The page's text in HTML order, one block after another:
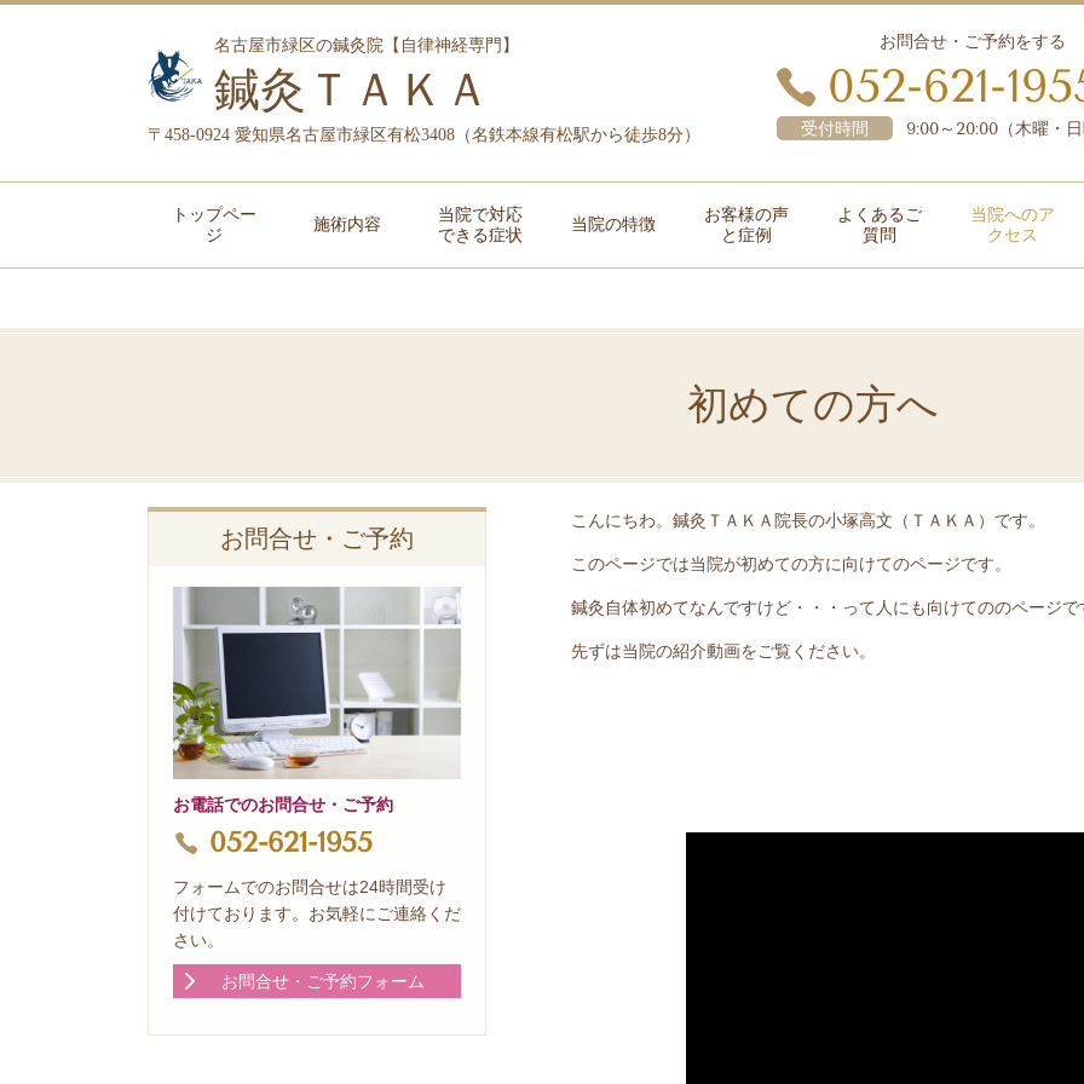
名古屋市緑区の鍼灸院【自律神経専門】
鍼灸ＴＡＫＡ
〒458-0924 愛知県名古屋市緑区有松3408（名鉄本線有松駅から徒歩8分）
お問合せ・ご予約をする
052-621-
受付時間 9:00～20:00（木曜・
トップペー
ジ
施術内容
当院で対応
できる症状
当院の特徴
お客様の声
と症例
よくあるご
質問
当院へのア
クセス
初めての方へ
こんにちわ。鍼灸ＴＡＫＡ院長の小塚高文（ＴＡＫＡ）です。
このページでは当院が初めての方に向けてのページです。
鍼灸自体初めてなんですけど・・・って人にも向けてののページで
先ずは当院の紹介動画をご覧ください。
お問合せ・ご予約
お電話でのお問合せ・ご予約
052-621-1955
フォームでのお問合せは24時間受け
付けております。お気軽にご連絡くだ
さい。
お問合せ・ご予約フォーム